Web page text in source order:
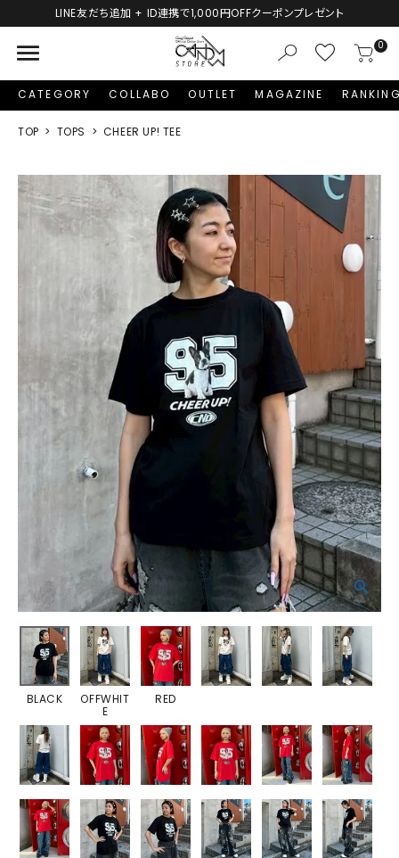
新規会員登録で1,000円分のポイントプレゼント！
menu 0
CATEGORY COLLABO OUTLET MAGAZINE
TOP TOPS CHEER UP! TEE
BLACK
OFFWHIT
E
RED